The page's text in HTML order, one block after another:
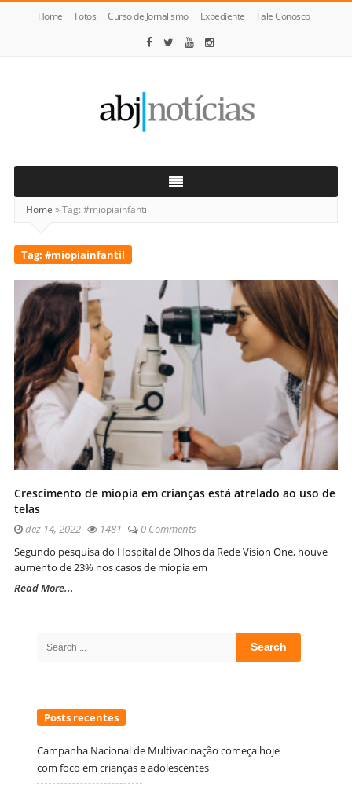
Home Fotos Curso de Jornalismo Expediente Fale Conosco
Notícias
Home »Tag: #miopiainfantil
Tag: #miopiainfantil
Crescimento de miopia em crianças está atrelado ao uso de
telas
dez 14, 2022 1481
0 Comments
Segundo pesquisa do Hospital de Olhos da Rede Vision One, houve
aumento de 23% nos casos de miopia em
Read More...
Posts recentes
Campanha Nacional de Multivacinação começa hoje
com foco em crianças e adolescentes